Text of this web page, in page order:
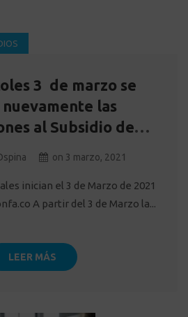
3 de marzo se
las
de
on 3 marzo, 2021
inician el 3 de Marzo de 2021
A partir del 3 de Marzo la...
LEER MÁS